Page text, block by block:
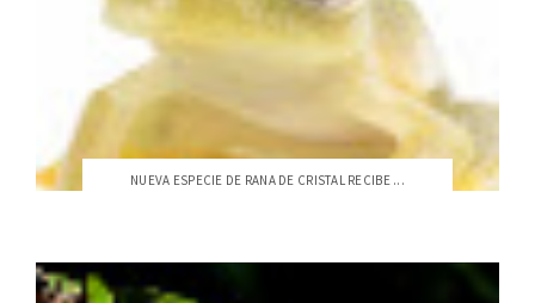
NUEVA ESPECIE DE RANA DE CRISTAL RECIBE ...